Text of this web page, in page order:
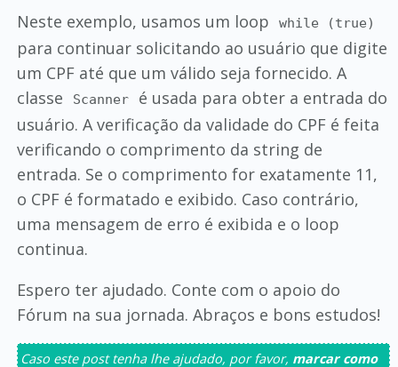
Neste exemplo, usamos um loop while (true)
para continuar solicitando ao usuário que digite
um CPF até que um válido seja fornecido. A
classe
Scanner
é usada para obter a entrada do
usuário. A verificação da validade do CPF é feita
verificando o comprimento da string de
entrada. Se o comprimento for exatamente 11,
o CPF é formatado e exibido. Caso contrário,
uma mensagem de erro é exibida e o loop
continua.
Espero ter ajudado. Conte com o apoio do
Fórum na sua jornada. Abraços e bons estudos!
Caso este post tenha lhe ajudado, por favor, marcar como